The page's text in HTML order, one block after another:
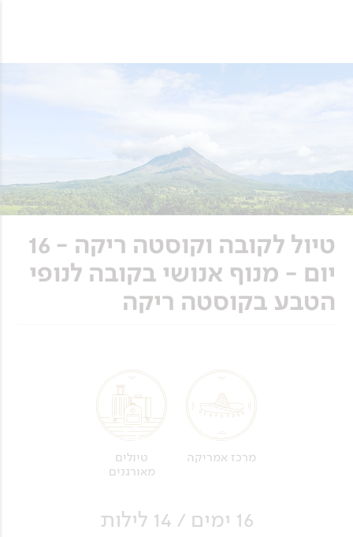
טיול לקובה וקוסטה ריקה - 16
יום - מנוף אנושי בקובה לנופי
הטבע בקוסטה ריקה
מרכז אמריקה
טיולים
מאורגנים
16 ימים / 14 לילות